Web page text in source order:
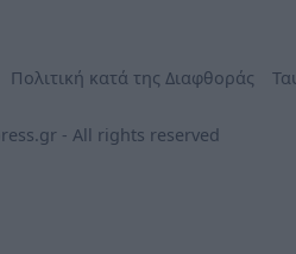
Πολιτική κατά της Διαφθοράς
- All rights reserved